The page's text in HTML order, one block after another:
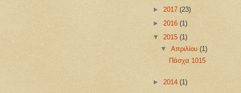
► 2017 (23)
► 2016 (1)
▼ 2015 (1)
▼ Απριλίου (1)
Πάσχα 1015
► 2014 (1)